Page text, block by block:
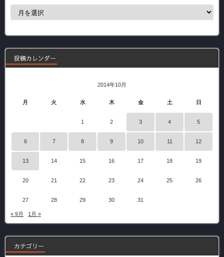
過
事
投稿カレンダー
2014年10月
月 火 水 木 金 土 日
1 2 3 4 5
6 7 8 9 10 11 12
13 14 15 16 17 18 19
20 21 22 23 24 25 26
27 28 29 30 31
« 9月 1月 »
カテゴリー